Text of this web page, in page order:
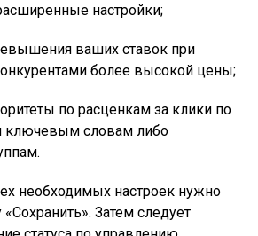
настройки;
ваших ставок при
более высокой цены;
по расценкам за клики по
ключевым словам либо
необходимых настроек нужно
Затем следует